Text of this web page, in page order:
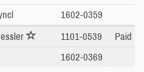
1602-0359
1101-0539
Paid
1602-0369